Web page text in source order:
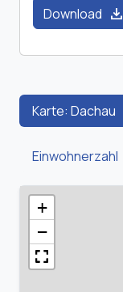
Download download
Karte: Dachau
Einwohnerzahl
+
−